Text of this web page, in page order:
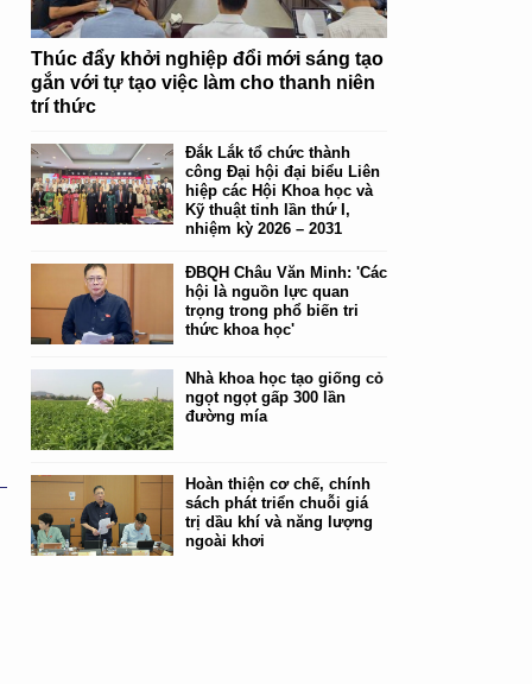
Thúc đẩy khởi nghiệp đổi mới sáng tạo
gắn với tự tạo việc làm cho thanh niên
trí thức
Đắk Lắk tổ chức thành
công Đại hội đại biểu Liên
hiệp các Hội Khoa học và
Kỹ thuật tỉnh lần thứ I,
nhiệm kỳ 2026 – 2031
ĐBQH Châu Văn Minh: 'Các
hội là nguồn lực quan
trọng trong phổ biến tri
thức khoa học'
Nhà khoa học tạo giống cỏ
ngọt ngọt gấp 300 lần
đường mía
Hoàn thiện cơ chế, chính
sách phát triển chuỗi giá
trị dầu khí và năng lượng
ngoài khơi